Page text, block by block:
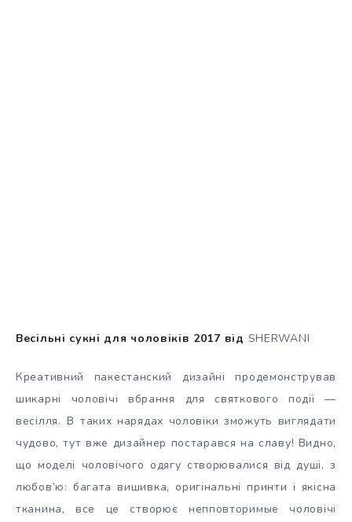
Весільні сукні для чоловіків 2017 від SHERWANI
Креативний пакестанский дизайні продемонстрував
шикарні чоловічі вбрання для святкового події —
весілля. В таких нарядах чоловіки зможуть виглядати
чудово, тут вже дизайнер постарався на славу! Видно,
що моделі чоловічого одягу створювалися від душі, з
любов’ю: багата вишивка, оригінальні принти і якісна
тканина, все це створює непповторимые чоловічі